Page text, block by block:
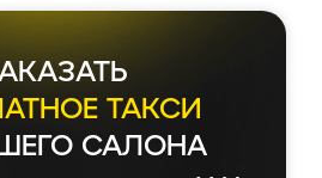
ТАКСИ
САЛОНА